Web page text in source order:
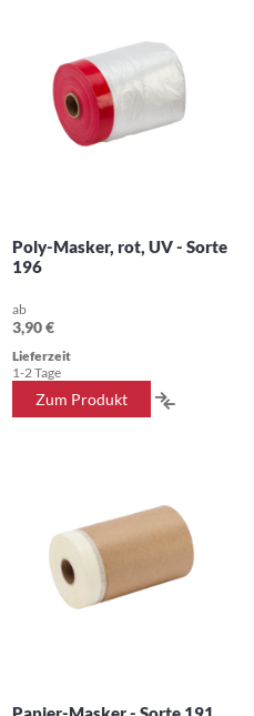
Poly-Masker, rot, UV - Sorte
196
ab
3,90 €
Lieferzeit
1-2 Tage
Zum Produkt